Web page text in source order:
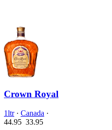
Crown Royal
1ltr· Canada ·
44.95 33.95